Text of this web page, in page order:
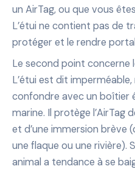
un AirTag, ou que vous
L’étui ne contient pas de
protéger et le rendre
Le second point concerne
L’étui est dit
confondre avec un boîtier
marine. Il protège l’AirTag
et d’une immersion brève
une flaque ou une rivière).
animal a tendance à se